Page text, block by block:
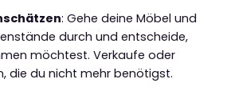
: Gehe deine Möbel und
durch und entscheide,
möchtest. Verkaufe oder
die du nicht mehr benötigst.